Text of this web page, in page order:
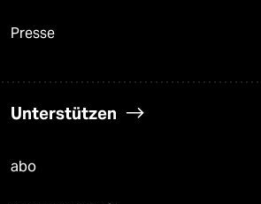
Presse
Unterstützen
abo